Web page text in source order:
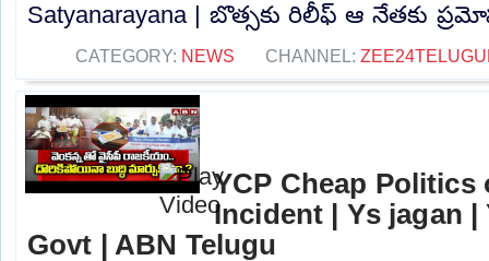
Satyanarayana | బొత్సకు రిలీఫ్ ఆ నేతకు
CATEGORY: NEWS CHANNEL:
YCP Cheap
Incident | Ys jagan |
Govt | ABN Telugu